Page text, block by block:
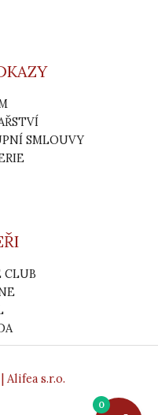
SMLOUVY
CLUB
s.r.o.
0